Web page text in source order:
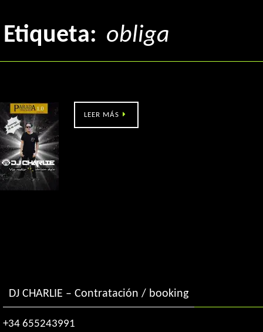
Etiqueta: obliga
LEER MÁS
DJ CHARLIE – Contratación / booking
+34 655243991